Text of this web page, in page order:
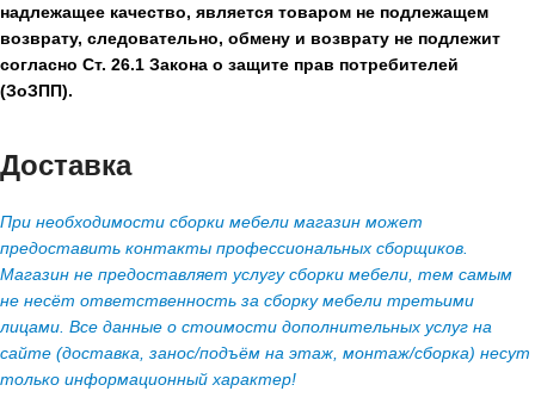
надлежащее качество, является товаром не подлежащем
возврату, следовательно, обмену и возврату не подлежит
согласно Ст. 26.1 Закона о защите прав потребителей
(ЗоЗПП).
Доставка
При необходимости сборки мебели магазин может
предоставить контакты профессиональных сборщиков.
Магазин не предоставляет услугу сборки мебели, тем самым
не несёт ответственность за сборку мебели третьими
лицами. Все данные о стоимости дополнительных услуг на
сайте (доставка, занос/подъём на этаж, монтаж/сборка) несут
только информационный характер!